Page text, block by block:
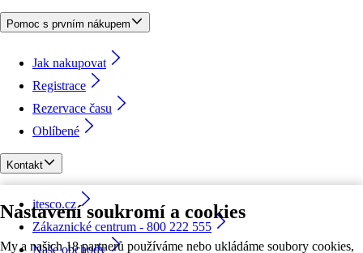
Nastavení soukromí a cookies
My a našich 18 partnerů používáme nebo ukládáme soubory cookies,
Pomoc s prvním nákupem
Jak nakupovat
Registrace
Rezervace času
Oblíbené
Kontakt
itesco.cz
Zákaznické centrum - 800 222 555
Naše obchody